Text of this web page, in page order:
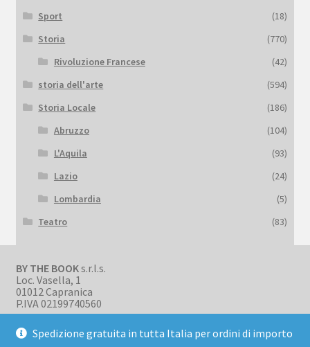
Spedizione gratuita in tutta Italia per ordini di importo
Sport
(18)
Storia
(770)
Rivoluzione Francese
(42)
storia dell'arte
(594)
Storia Locale
(186)
Abruzzo
(104)
L'Aquila
(93)
Lazio
(24)
Lombardia
(5)
Teatro
(83)
BY THE BOOKs.r.l.s.
Loc. Vasella, 1
01012 Capranica
P.IVA 02199740560